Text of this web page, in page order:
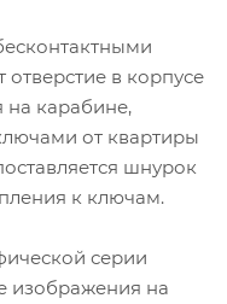
в корпусе
карабине,
от квартиры
шнурок
к ключам.
серии
изображения на